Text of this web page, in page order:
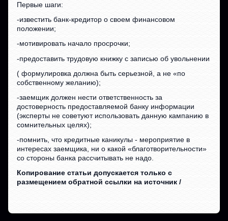
Первые шаги:
-известить банк-кредитор о своем финансовом
положении;
-мотивировать начало просрочки;
-предоставить трудовую книжку с записью об увольнении
( формулировка должна быть серьезной, а не «по
собственному желанию);
-заемщик должен нести ответственность за
достоверность предоставляемой банку информации
(эксперты не советуют использовать данную кампанию в
сомнительных целях);
-помнить, что кредитные каникулы - мероприятие в
интересах заемщика, ни о какой «благотворительности»
со стороны банка рассчитывать не надо.
Копирование статьи допускается только с
размещением обратной ссылки на источник /